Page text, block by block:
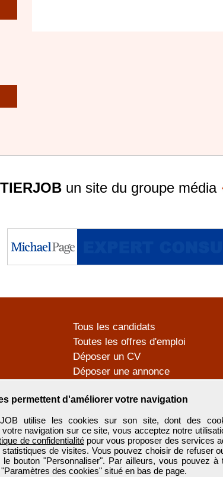
permettent d'améliorer votre navigation
utilise les cookies sur son site, dont des
votre navigation sur ce site, vous acceptez notre
de confidentialitépour vous proposer des services
statistiques de visites. Vous pouvez choisir de refuser
le bouton "Personnaliser". Par ailleurs, vous pouvez
des cookies" situé en bas de page.
un site du groupe média
Tous les candidats
Toutes les offres d'emploi
Déposer un CV
Déposer une annonce